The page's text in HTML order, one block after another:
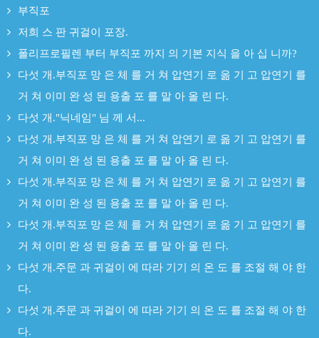
부직포
저희 스 판 귀걸이 포장.
폴리프로필렌 부터 부직포 까지 의 기본 지식 을 아 십 니까?
다섯 개.부직포 망 은 체 를 거 쳐 압연기 로 옮 기 고 압연기 를
거 쳐 이미 완 성 된 용출 포 를 말 아 올 린 다.
다섯 개."닉네임" 님 께 서...
다섯 개.부직포 망 은 체 를 거 쳐 압연기 로 옮 기 고 압연기 를
거 쳐 이미 완 성 된 용출 포 를 말 아 올 린 다.
다섯 개.부직포 망 은 체 를 거 쳐 압연기 로 옮 기 고 압연기 를
거 쳐 이미 완 성 된 용출 포 를 말 아 올 린 다.
다섯 개.부직포 망 은 체 를 거 쳐 압연기 로 옮 기 고 압연기 를
거 쳐 이미 완 성 된 용출 포 를 말 아 올 린 다.
다섯 개.주문 과 귀걸이 에 따라 기기 의 온 도 를 조절 해 야 한
다.
다섯 개.주문 과 귀걸이 에 따라 기기 의 온 도 를 조절 해 야 한
다.